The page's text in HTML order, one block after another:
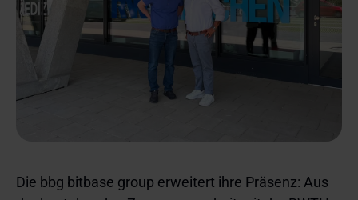
Die bbg bitbase group erweitert ihre Präsenz: Aus